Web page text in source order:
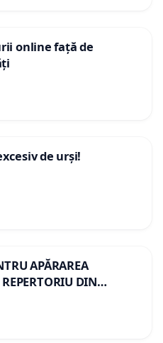
online față de
de urși!
APĂRAREA
DIN